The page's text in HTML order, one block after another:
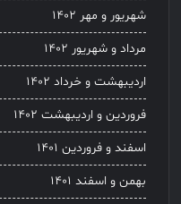
شهریور و مهر ۱۴۰۲
مرداد و شهریور ۱۴۰۲
اردیبهشت و خرداد ۱۴۰۲
فروردین و اردیبهشت ۱۴۰۲
اسفند و فروردین ۱۴۰۱
بهمن و اسفند ۱۴۰۱